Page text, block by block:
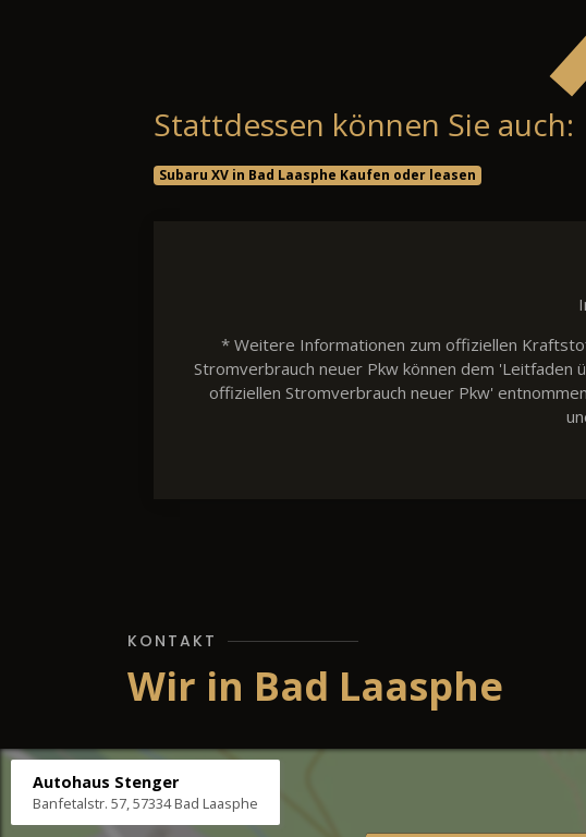
Stattdessen können Sie auch:
Subaru XV in Bad Laasphe Kaufen oder leasen
* Weitere Informationen zum offiziellen
Stromverbrauch neuer Pkw können dem
offiziellen Stromverbrauch neuer Pkw'
KONTAKT
Wir in Bad Laasphe
Autohaus Stenger
Banfetalstr. 57, 57334 Bad Laasphe